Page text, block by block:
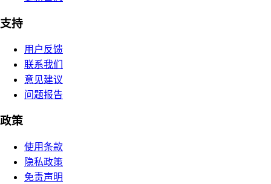
支持
用户反馈
联系我们
意见建议
问题报告
政策
使用条款
隐私政策
免责声明